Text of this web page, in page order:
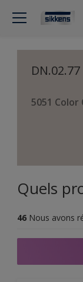
DN.02.77
5051 Color
Quels
46 Nous avons